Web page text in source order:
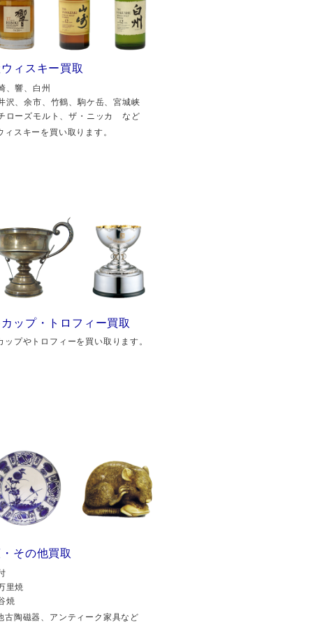
ィスキー買取
、響、白州
沢、余市、竹鶴、駒ケ岳、宮城峡
ローズモルト、ザ・ニッカ など
ィスキーを買い取ります。
ップ・トロフィー買取
ップやトロフィーを買い取ります。
その他買取
里焼
焼
古陶磁器、アンティーク家具など